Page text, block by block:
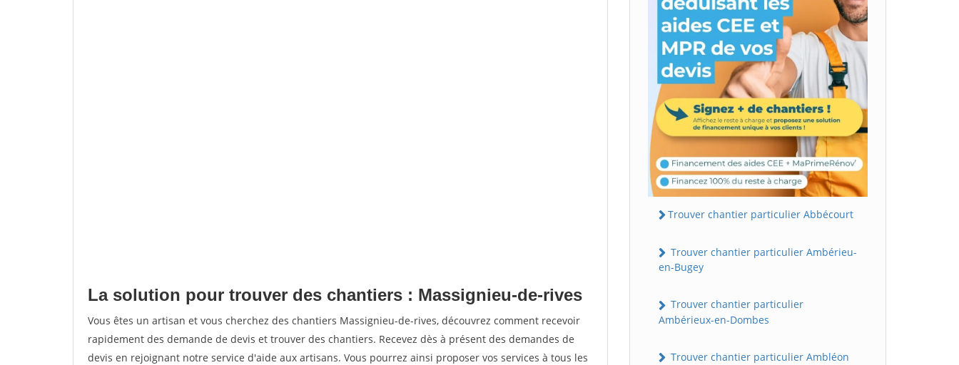
La solution pour trouver des chantiers : Massignieu-de-rives
Vous êtes un artisan et vous cherchez des chantiers Massignieu-de-rives, découvrez comment recevoir
rapidement des demande de devis et trouver des chantiers. Recevez dès à présent des demandes de
devis en rejoignant notre service d'aide aux artisans. Vous pourrez ainsi proposer vos services à tous les
Trouver chantier particulier Abbécourt
Trouver chantier particulier Ambérieu-
en-Bugey
Trouver chantier particulier
Ambérieux-en-Dombes
Trouver chantier particulier Ambléon